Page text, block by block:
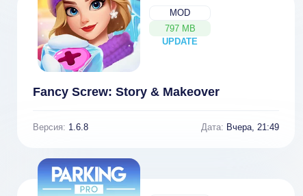
MOD
797 MB
UPDATE
NEW
Fancy Screw: Story & Makeover
Версия: 1.6.8 Дата: Вчера, 21:49